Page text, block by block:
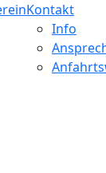
Kontakt
Info